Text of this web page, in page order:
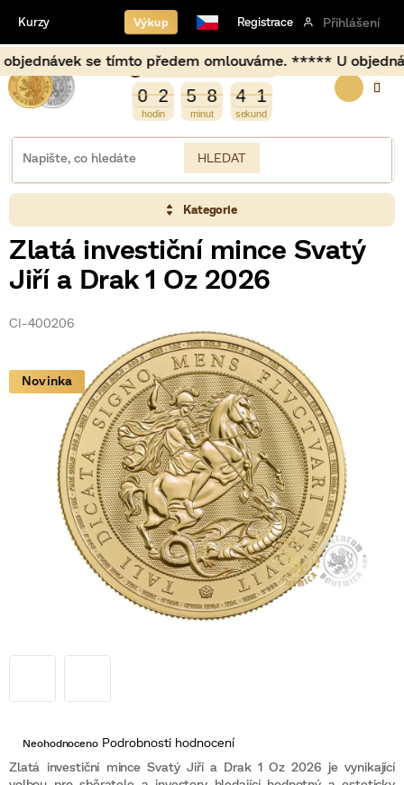
obsah
tímto předem omlouváme. ***** U
Výkup Registrace Přihlášení
Kurzy
0
0 2
2 5
5 8
8 4
4 0
1
0
2
1
HLEDAT
Kategorie
Zlatá investiční mince Svatý
Jiří a Drak 1 Oz 2026
CI-400206
Novinka
Zlatá investiční mince Svatý Jiří a Drak 1 Oz 2026 je vynikající
Průměrné
produktu
je
Neohodnoceno Podrobnosti hodnocení